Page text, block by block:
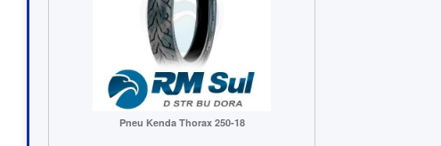
Pneu Kenda Thorax 250-18